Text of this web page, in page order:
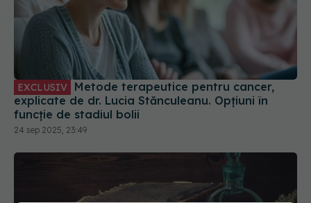
EXCLUSIV
explicate de dr. Lucia Stănculeanu. Opțiuni în
funcție de stadiul bolii
24 sep 2025, 23:49